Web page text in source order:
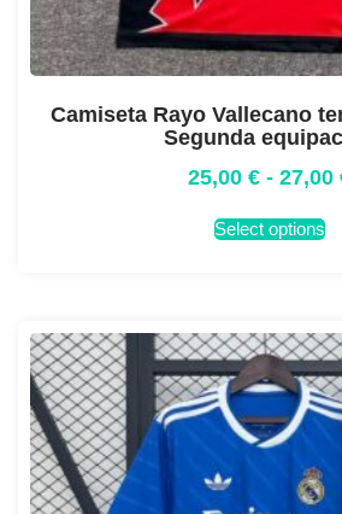
Camiseta Rayo Vallecano
Segunda
25,00 € - 27,00
Select options